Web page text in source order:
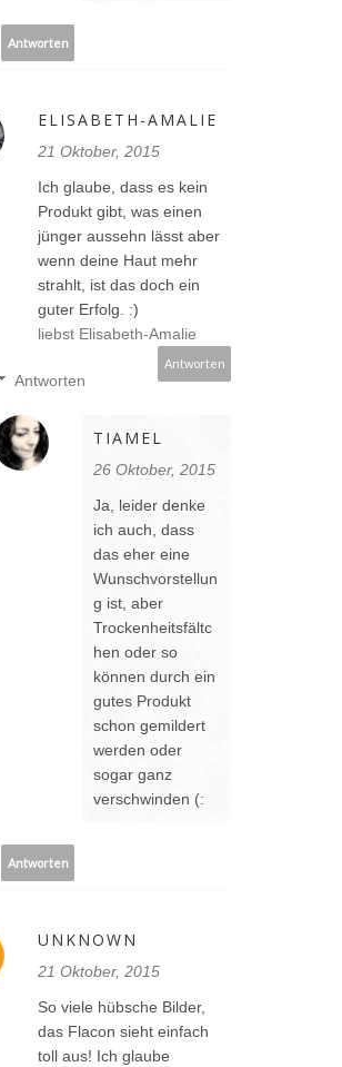
Antworten
ELISABETH-AMALIE
21 Oktober, 2015
Ich glaube, dass es kein
Produkt gibt, was einen
jünger aussehn lässt aber
wenn deine Haut mehr
strahlt, ist das doch ein
guter Erfolg. :)
liebst Elisabeth-Amalie
Antworten
Antworten
TIAMEL
26 Oktober, 2015
Ja, leider denke
ich auch, dass
das eher eine
Wunschvorstellun
g ist, aber
Trockenheitsfältc
hen oder so
können durch ein
gutes Produkt
schon gemildert
werden oder
sogar ganz
verschwinden (:
Antworten
UNKNOWN
21 Oktober, 2015
So viele hübsche Bilder,
das Flacon sieht einfach
toll aus! Ich glaube